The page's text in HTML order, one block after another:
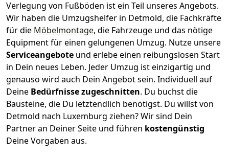
Verlegung von Fußböden ist ein Teil unseres Angebots.
Wir haben die Umzugshelfer in Detmold, die Fachkräfte
für die Möbelmontage, die Fahrzeuge und das nötige
Equipment für einen gelungenen Umzug. Nutze unsere
Serviceangebote und erlebe einen reibungslosen Start
in Dein neues Leben. Jeder Umzug ist einzigartig und
genauso wird auch Dein Angebot sein. Individuell auf
Deine Bedürfnisse zugeschnitten. Du buchst die
Bausteine, die Du letztendlich benötigst. Du willst von
Detmold nach Luxemburg ziehen? Wir sind Dein
Partner an Deiner Seite und führen kostengünstig
Deine Vorgaben aus.